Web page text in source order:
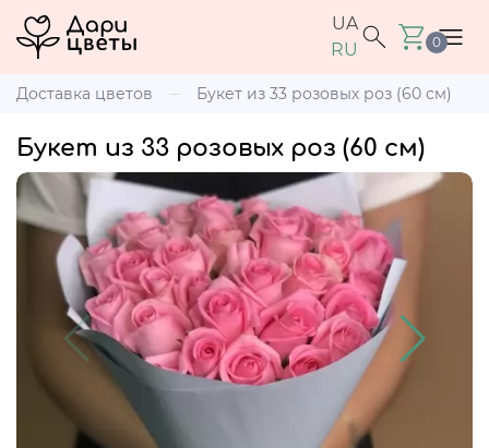
UA
RU
0
Доставка цветов Букет из 33 розовых роз (60 см)
Букет из 33 розовых роз (60 см)